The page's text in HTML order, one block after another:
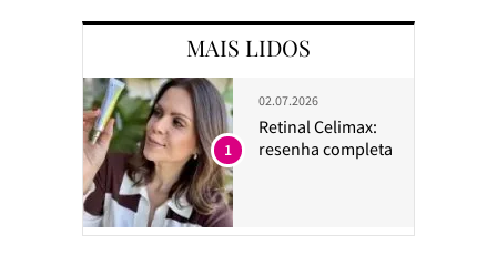
MAIS LIDOS
02.07.2026
Retinal Celimax:
resenha completa
1